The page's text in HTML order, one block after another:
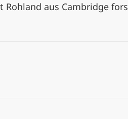
Rohland aus Cambridge